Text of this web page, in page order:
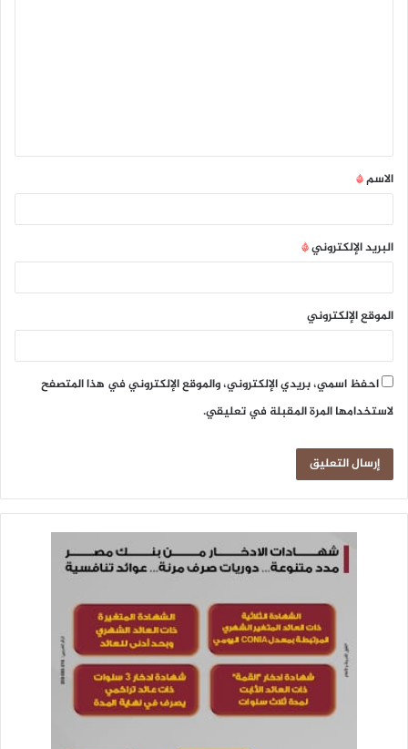
ق
*
الاسم*
البريد الإلكتروني*
الموقع الإلكتروني
احفظ اسمي، بريدي الإلكتروني، والموقع الإلكتروني في هذا المتصفح
لاستخدامها المرة المقبلة في تعليقي.